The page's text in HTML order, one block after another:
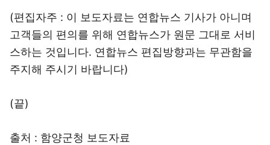
(편집자주 : 이 보도자료는 연합뉴스 기사가 아니며
고객들의 편의를 위해 연합뉴스가 원문 그대로 서비
스하는 것입니다. 연합뉴스 편집방향과는 무관함을
주지해 주시기 바랍니다)
(끝)
출처 : 함양군청 보도자료